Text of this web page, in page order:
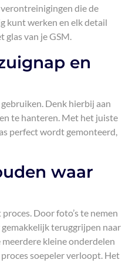
die de
kunt werken en elk detail
glas van je GSM.
en
Denk hierbij aan
te hanteren. Met het juiste
perfect wordt gemonteerd,
waar
Door foto’s te nemen
teruggrijpen naar
kleine onderdelen
soepeler verloopt. Het